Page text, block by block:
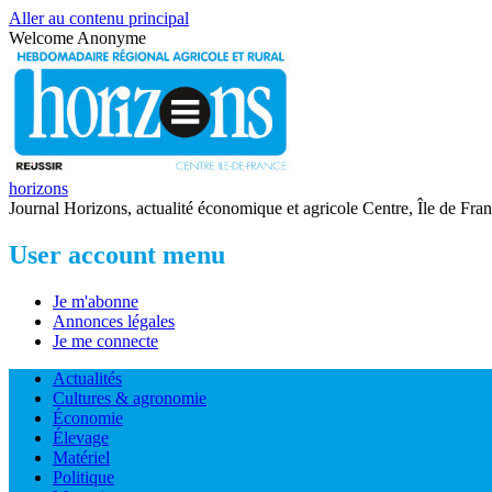
Aller au contenu principal
Welcome Anonyme
horizons
Journal Horizons, actualité économique et agricole Centre, Île de
User account menu
Je m'abonne
Annonces légales
Je me connecte
Actualités
Cultures & agronomie
Économie
Élevage
Matériel
Politique